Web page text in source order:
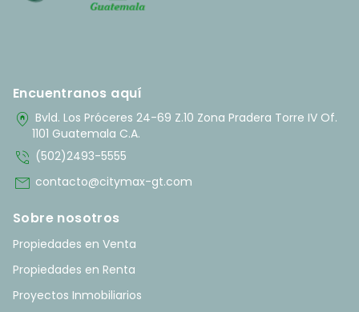
Encuentranos aquí
home_pin Bvld. Los Próceres 24-69 Z.10 Zona Pradera Torre IV Of.
1101 Guatemala C.A.
phone_in_talk (502)2493-5555
mail contacto@citymax-gt.com
Sobre nosotros
Propiedades en Venta
Propiedades en Renta
Proyectos Inmobiliarios